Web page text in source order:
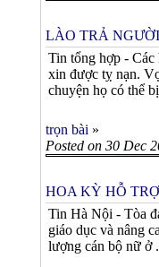
LÀO TRẢ
Tin tổng hợp -
xin được tỵ nạn.
chuyện họ có thể
trọn bài »
Posted on 30 Dec
HOA KỲ HỖ
Tin Hà Nội - Tòa
giáo dục và nâng
lượng cán bộ nữ ở